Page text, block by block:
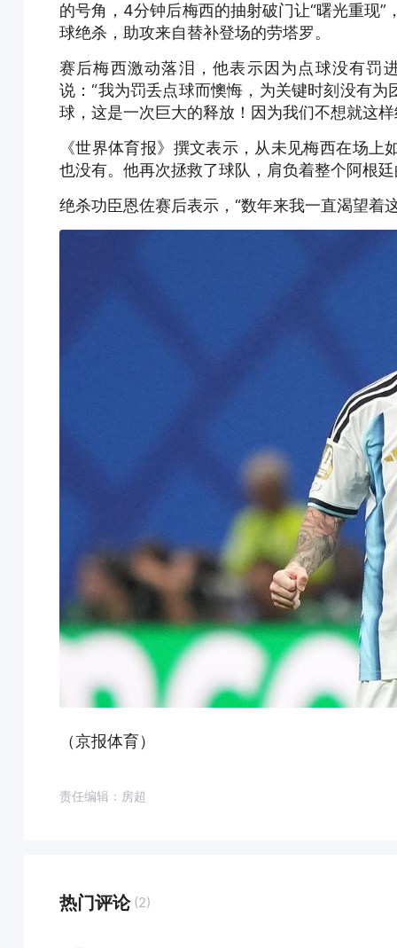
的号角，4分钟后梅西的抽射破门让“曙光重现
球绝杀，助攻来自替补登场的劳塔罗。
赛后梅西激动落泪，他表示因为点球没有罚
说：“我为罚丢点球而懊悔，为关键时刻没有
球，这是一次巨大的释放！因为我们不想就这
《世界体育报》撰文表示，从未见梅西在场
也没有。他再次拯救了球队，肩负着整个阿根
绝杀功臣恩佐赛后表示，“数年来我一直渴望着
（京报体育）
责任编辑：房超
热门评论 (2)